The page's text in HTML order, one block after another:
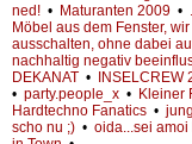
ned! • Maturanten 2009 •
Möbel aus dem Fenster,
ausschalten, ohne dabei
nachhaltig negativ
DEKANAT • INSELCREW
• party.people_x • Kleiner
Hardtechno Fanatics •
scho nu ;) • oida...sei amoi